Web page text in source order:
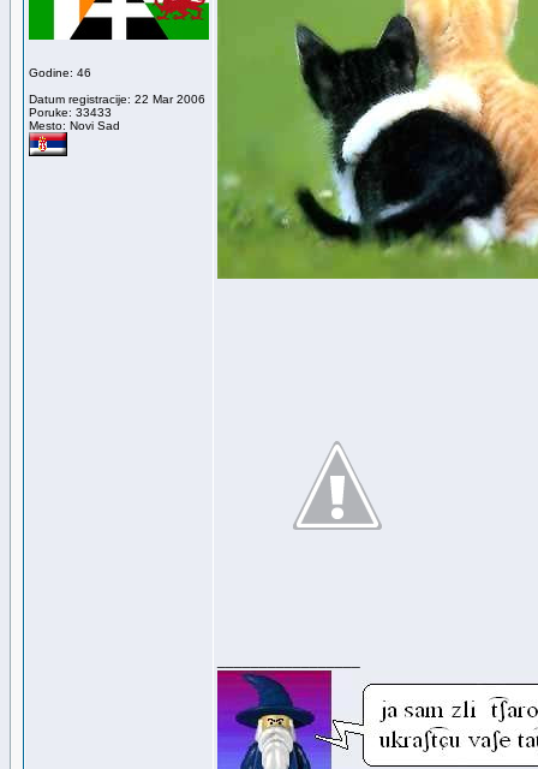
Godine: 46
Datum registracije: 22 Mar 2006
Poruke: 33433
Mesto: Novi Sad